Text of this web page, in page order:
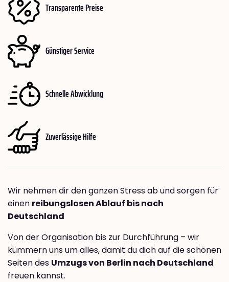
Transparente Preise
Günstiger Service
Schnelle Abwicklung
Zuverlässige Hilfe
Wir nehmen dir den ganzen Stress ab und sorgen für
einen reibungslosen Ablauf bis nach
Deutschland
Von der Organisation bis zur Durchführung – wir
kümmern uns um alles, damit du dich auf die schönen
Seiten des Umzugs von Berlin nach Deutschland
freuen kannst.